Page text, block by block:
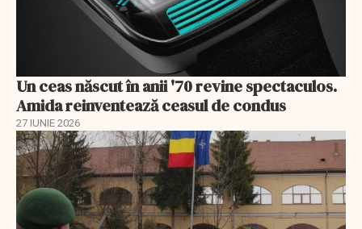
Un ceas născut în anii '70 revine spectaculos.
Amida reinventează ceasul de condus
27 IUNIE 2026